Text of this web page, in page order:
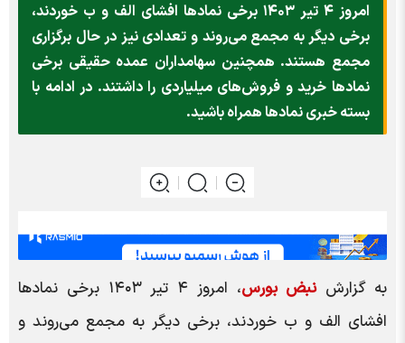
امروز ۴ تیر ۱۴۰۳ برخی نماد‌ها افشای الف و ب خوردند،
برخی دیگر به مجمع می‌روند و تعدادی نیز در حال برگزاری
مجمع هستند. همچنین سهامداران عمده حقیقی برخی
نماد‌ها خرید و فروش‌های میلیاردی را داشتند. در ادامه با
بسته خبری نماد‌ها همراه باشید.
به گزارشنبض بورس
، امروز ۴ تیر ۱۴۰۳ برخی نماد‌ها
افشای الف و ب خوردند، برخی دیگر به مجمع می‌روند و